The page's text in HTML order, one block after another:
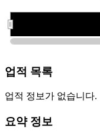
업적 목록
업적 정보가 없습니다.
요약 정보